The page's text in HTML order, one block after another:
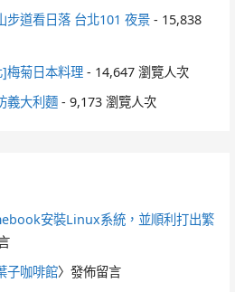
步道看日落 台北101 夜景 - 15,838
梅菊日本料理 - 14,647 瀏覽人次
義大利麵 - 9,173 瀏覽人次
安裝Linux系統，並順利打出繁
子咖啡館〉發佈留言